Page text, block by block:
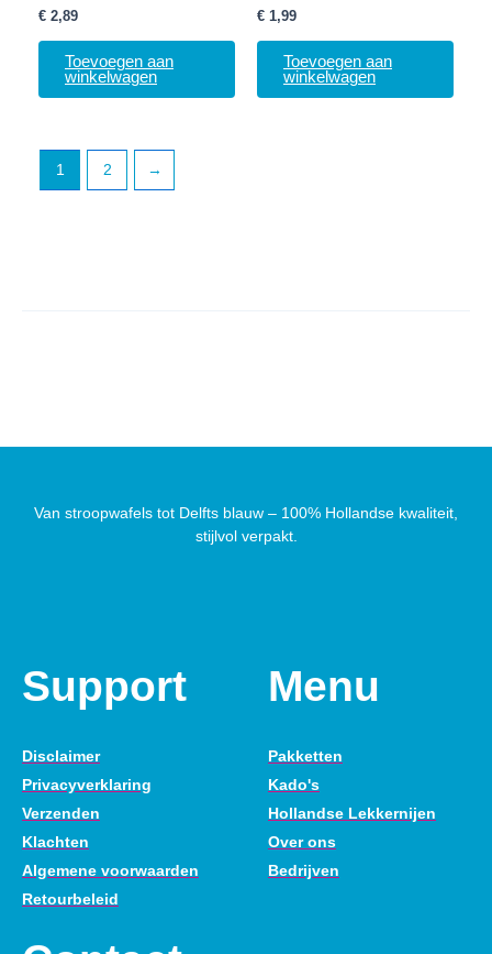
€ 2,89
Toevoegen aan
winkelwagen
€ 1,99
Toevoegen aan
winkelwagen
1 2 →
Van stroopwafels tot Delfts blauw – 100% Hollandse kwaliteit,
stijlvol verpakt.
Support
Disclaimer
Privacyverklaring
Verzenden
Klachten
Algemene voorwaarden
Retourbeleid
Menu
Pakketten
Kado's
Hollandse Lekkernijen
Over ons
Bedrijven